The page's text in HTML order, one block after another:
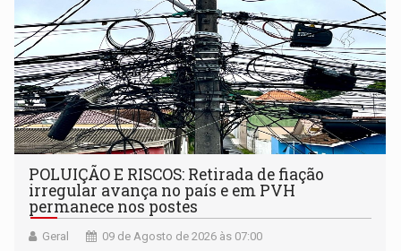
POLUIÇÃO E RISCOS: Retirada de fiação
irregular avança no país e em PVH
permanece nos postes
Geral 09 de Agosto de 2026 às 07:00